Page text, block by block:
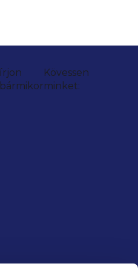
írjon
bármikor
Kövessen
minket: